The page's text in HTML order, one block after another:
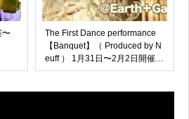
〜
The First Dance performance
【Banquet】（ Produced by N
euff ） 1月31日〜2月2日開催
木場「＠Earth ＋ Gallery」にて